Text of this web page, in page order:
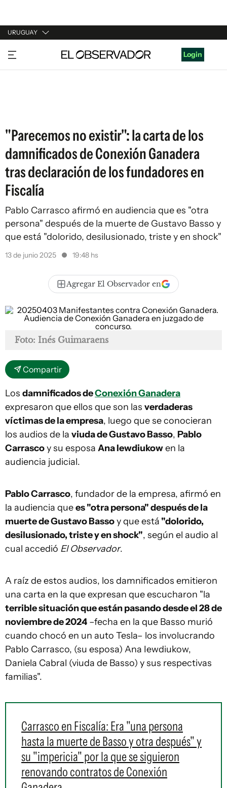
URUGUAY
URUGUAY
ARGENTINA
Login
"Parecemos no existir": la carta de los
damnificados de Conexión Ganadera
tras declaración de los fundadores en
Fiscalía
Pablo Carrasco afirmó en audiencia que es "otra
persona" después de la muerte de Gustavo Basso y
que está "dolorido, desilusionado, triste y en shock"
13 de junio 2025 19:48 hs
Agregar El Observador en
Foto: Inés Guimaraens
Compartir
Los damnificados deConexión Ganadera
expresaron que ellos que son las verdaderas
víctimas de la empresa, luego que se conocieran
los audios de la viuda de Gustavo Basso, Pablo
Carrascoy su esposa Ana Iewdiukowen la
audiencia judicial.
Pablo Carrasco, fundador de la empresa, afirmó en
la audiencia quees "otra persona" después de la
muerte de Gustavo Bassoy que está "dolorido,
desilusionado, triste y en shock", según el audio al
cual accedió El Observador.
A raíz de estos audios, los damnificados emitieron
una carta en la que expresan que escucharon "la
terrible situación que están pasando desde el 28 de
noviembre de 2024 –fecha en la que Basso murió
cuando chocó en un auto Tesla– los involucrando
Pablo Carrasco, (su esposa) Ana Iewdiukow,
Daniela Cabral (viuda de Basso) y sus respectivas
familias".
Carrasco en Fiscalía: Era "una persona
hasta la muerte de Basso y otra después" y
su "impericia" por la que se siguieron
renovando contratos de Conexión